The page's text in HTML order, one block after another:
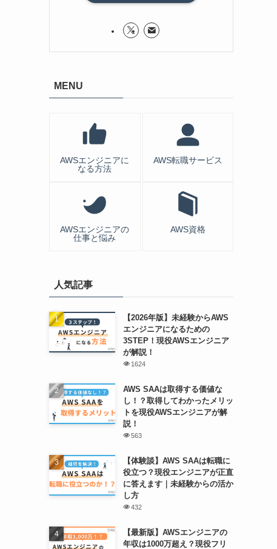
MENU
AWSエンジニアに
なる方法
AWS転職サービス
AWSエンジニアの
仕事と悩み
AWS資格
人気記事
【2026年版】未経験からAWS
エンジニアになるための
3STEP！現役AWSエンジニア
が解説！
1624
AWS SAAは取得する価値な
し！？取得してわかったメリッ
トを現役AWSエンジニアが解
説！
563
【体験談】AWS SAAは転職に
役立つ？現役エンジニアが正直
に答えます｜未経験からの活か
し方
432
【最新版】AWSエンジニアの
年収は1000万超え？現役フリ